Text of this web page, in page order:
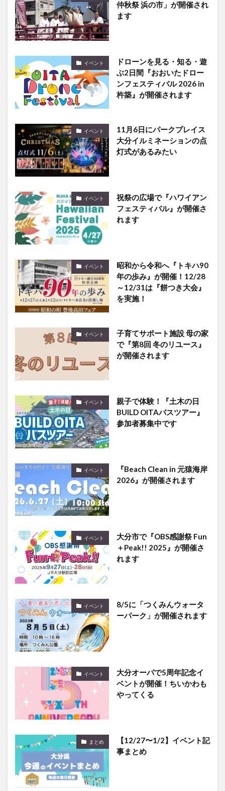
仲秋祭 浜の市」が開催され
ます
イベント
ドローンを見る・知る・遊
ぶ2日間『おおいたドロー
ンフェスティバル 2026 in
杵築』が開催されます
イベント
11月6日にパークプレイス
大分イルミネーションの点
灯式があるみたい
イベント
祝祭の広場で『ハワイアン
フェスティバル』が開催さ
れます
イベント
昭和から令和へ『トキハ90
年の歩み』が開催！12/28
～12/31は『餅つき大会』
を実施！
イベント
子育てサポート施設 母の家
で『第8回 冬のリユース』
が開催されます
イベント
親子で体験！『土木の日
BUILD OITAバスツアー』
参加者募集中です
イベント
『Beach Clean in 元猿海岸
2026』が開催されます
イベント
大分市で『OBS感謝祭 Fun
＋Peak!! 2025』が開催さ
れます
イベント
8/5に「つくみんウォータ
ーパーク」が開催されます
イベント
大分オーパで5周年記念イ
ベントが開催！ちいかわも
やってくる
まとめ
【12/27〜1/2】イベント記
事まとめ